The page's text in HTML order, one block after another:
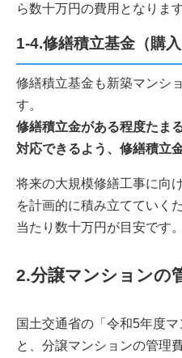
ら数十万円の費用となりま
1-4.修繕積立基金（購
修繕積立基金も新築マンシ
す。
修繕積立金がある程度たま
対応できるよう、修繕積立
将来の大規模修繕工事に向
を計画的に積み立てていく
当たり数十万円が目安です。
2.分譲マンションの
国土交通省の「令和5年度
と、分譲マンションの管理